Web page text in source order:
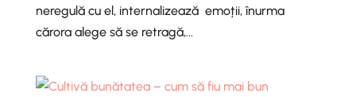
neregulă cu el, internalizează emoții, înurma
cărora alege să se retragă,...